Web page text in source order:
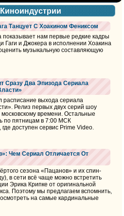
Танцует С Хоакином Фениксом
показывает нам первые редкие кадры
Гаги и Джокера в исполнении Хоакина
музыкальную составляющую
Сразу Два Эпизода Сериала
расписание выхода сериала
Релиз первых двух серий шоу
времени. Остальные
по пятницам в 7:00 МСК
доступен сервис Prime Video.
Чем Сериал Отличается От
сезона «Пацанов» и их спин-
в сети всё чаще можно встретить
Эрика Крипке от оригинальной
Поэтому мы предлагаем вспомнить,
на самые кардинальные